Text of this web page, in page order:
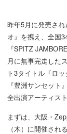
昨年5月に発売さ
オ』を携え、全国
『SPITZ
月に無事完走した
ト3タイトル『ロ
『豊洲サンセット
全出演アーティス
まずは、大阪・
（木）に開催さ